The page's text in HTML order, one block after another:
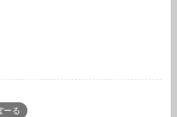
ーる